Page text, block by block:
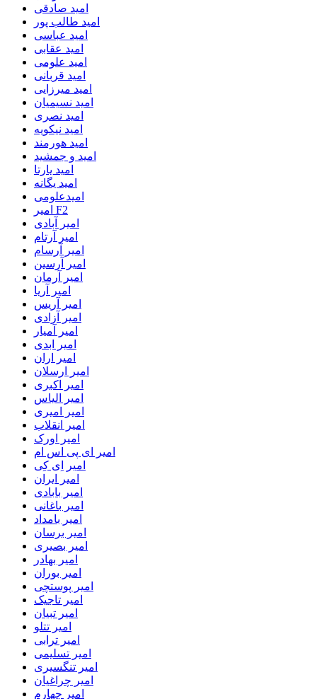
امید صادقی
امید طالب پور
امید عباسی
امید عقابی
امید علومی
امید قربانی
امید میرزایی
امید نسیمیان
امید نصری
امید نیکویه
امید هورمند
امید و جمشید
امید یارتا
امید یگانه
امیدعلومی
امیر F2
امیر آبادی
امیر آرتام
امیر آرسام
امیر آرسین
امیر آرمان
امیر آریا
امیر آریس
امیر آزادی
امیر آمیار
امیر ابدی
امیر اران
امیر ارسلان
امیر اکبری
امیر الیاس
امیر امیری
امیر انقلاب
امیر اورک
امیر ای پی اس ام
امیر اِی کِی
امیر ایران
امیر بابادی
امیر باغانی
امیر بامداد
امیر برسان
امیر بصیری
امیر بهادر
امیر بوران
امیر پوستچی
امیر تاجیک
امیر تبیان
امیر تتلو
امیر ترابی
امیر تسلیمی
امیر تنگسیری
امیر چراغیان
امیر چهارم